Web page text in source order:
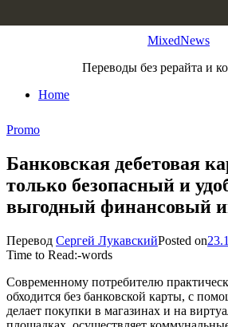
MixedNews
Переводы без рерайта и
Home
Promo
Банковская дебетовая
только безопасный и
выгодный финансовый
Перевод Сергей ЛукавскийPosted on
Time to Read:-words
Современному потребителю
обходится без банковской карты, с
делает покупки в магазинах и на